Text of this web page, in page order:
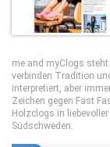
me and myClogs
verbinden Tradition
interpretiert, aber
Zeichen gegen Fast
Holzclogs in
Südschweden.